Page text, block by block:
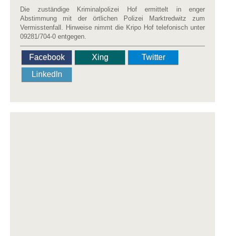
Die zuständige Kriminalpolizei Hof ermittelt in enger
Abstimmung mit der örtlichen Polizei Marktredwitz zum
Vermisstenfall. Hinweise nimmt die Kripo Hof telefonisch unter
09281/704-0 entgegen.
Facebook Xing
Twitter
LinkedIn